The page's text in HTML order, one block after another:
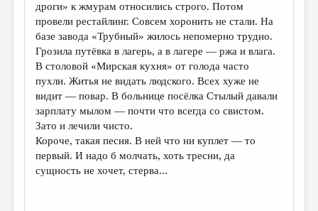
ДАЙДЖЕСТ
ПРОИЗВЕДЕНИЯ
ПЕРЕВОДЫ
КОНКУРСЫ
ДЕТСКАЯ КОМНАТА
КНИЖНАЯ ПОЛКА
ОБЗОР ЛИТЕРАТУРЫ
дроги» к жмурам относились строго. Потом
провели рестайлинг. Совсем хоронить не стали. На
базе завода «Трубный» жилось непомерно трудно.
Грозила путёвка в лагерь, а в лагере — ржа и влага.
В столовой «Мирская кухня» от голода часто
пухли. Житья не видать людского. Всех хуже не
видит — повар. В больнице посёлка Стылый давали
зарплату мылом — почти что всегда со свистом.
Зато и лечили чисто.
Короче, такая песня. В ней что ни куплет — то
первый. И надо б молчать, хоть тресни, да
сущность не хочет, стерва...